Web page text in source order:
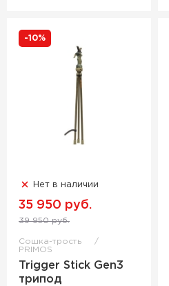
-10%
Нет в наличии
35 950 руб.
39 950 руб.
Сошка-трость
PRIMOS
Trigger Stick Gen3
трипод